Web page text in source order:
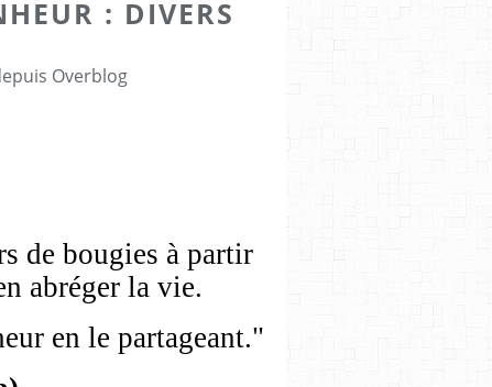
: DIVERS
Overblog
de bougies à partir
abréger la vie.
en le partageant."